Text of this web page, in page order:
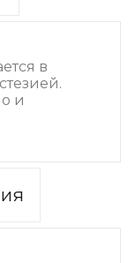
в
и